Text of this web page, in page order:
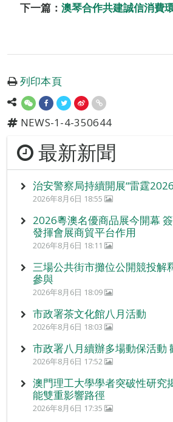
下一篇： 澳琴合作共建誠信消費
列印本頁
NEWS-1-4-350644
最新新聞
治安警察局持續開展“雷霆
2026年8月6日 18:55
2026粵澳名優商品展今開幕
發揮會展商貿平台作用
2026年8月6日 18:11
三場公共街市攤位公開競投解
參與
2026年8月6日 18:09
市政署茶文化館八月活動
2026年8月6日 18:03
市政署八月續辦多場動保活動
2026年8月6日 17:52
澳門理工大學學者突破性研究
能雙重影響路徑
2026年8月6日 17:35